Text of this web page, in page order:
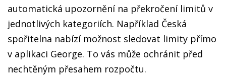
automatická upozornění na překročení limitů v
jednotlivých kategoriích. Například Česká
spořitelna nabízí možnost sledovat limity přímo
v aplikaci George. To vás může ochránit před
nechtěným přesahem rozpočtu.